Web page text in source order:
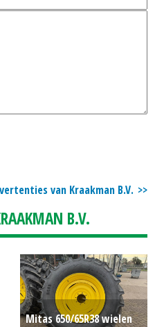
van Kraakman B.V.
B.V.
Mitas 650/65R38 wielen